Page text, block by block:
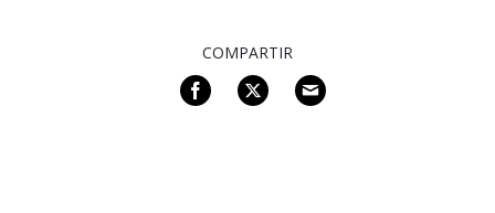
COMPARTIR